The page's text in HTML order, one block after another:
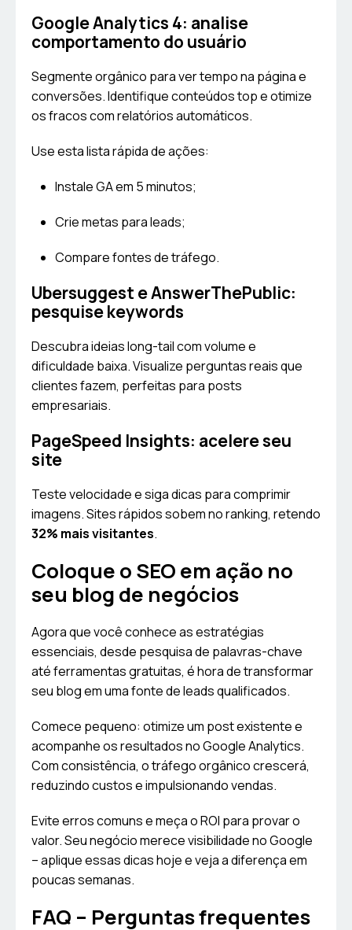
Google Analytics 4: analise
comportamento do usuário
Segmente orgânico para ver tempo na página e
conversões. Identifique conteúdos top e otimize
os fracos com relatórios automáticos.
Use esta lista rápida de ações:
Instale GA em 5 minutos;
Crie metas para leads;
Compare fontes de tráfego.
Ubersuggest e AnswerThePublic:
pesquise keywords
Descubra ideias long-tail com volume e
dificuldade baixa. Visualize perguntas reais que
clientes fazem, perfeitas para posts
empresariais.
PageSpeed Insights: acelere seu
site
Teste velocidade e siga dicas para comprimir
imagens. Sites rápidos sobem no ranking, retendo
32% mais visitantes.
Coloque o SEO em ação no
seu blog de negócios
Agora que você conhece as estratégias
essenciais, desde pesquisa de palavras-chave
até ferramentas gratuitas, é hora de transformar
seu blog em uma fonte de leads qualificados.
Comece pequeno: otimize um post existente e
acompanhe os resultados no Google Analytics.
Com consistência, o tráfego orgânico crescerá,
reduzindo custos e impulsionando vendas.
Evite erros comuns e meça o ROI para provar o
valor. Seu negócio merece visibilidade no Google
– aplique essas dicas hoje e veja a diferença em
poucas semanas.
FAQ – Perguntas frequentes